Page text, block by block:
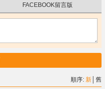
FACEBOOK留言版
順序:新 │舊